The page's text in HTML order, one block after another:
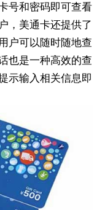
号和密码即可查看
，美通卡还提供了
户可以随时随地查
也是一种高效的查
示输入相关信息即